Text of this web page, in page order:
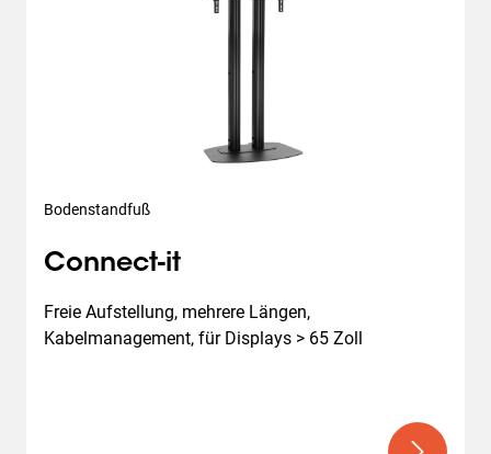
Bodenstandfuß
Connect-it
Freie Aufstellung, mehrere Längen,
Kabelmanagement, für Displays > 65 Zoll